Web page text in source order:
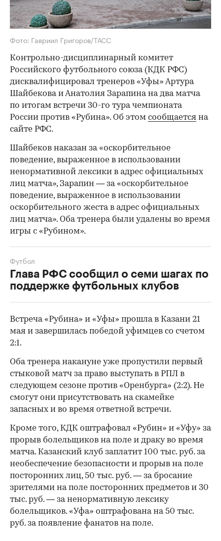
Фото: Гавриил Григоров/ТАСС
Контрольно-дисциплинарный комитет
Российского футбольного союза (КДК РФС)
дисквалифицировал тренеров «Уфы» Артура
Шайбекова и Анатолия Зарапина на два матча
по итогам встречи 30-го тура чемпионата
России против «Рубина». Об этом сообщается на
сайте РФС.
Шайбеков наказан за «оскорбительное
поведение, выраженное в использовании
ненормативной лексики в адрес официальных
лиц матча», Зарапин — за «оскорбительное
поведение, выраженное в использовании
оскорбительного жеста в адрес официальных
лиц матча». Оба тренера были удалены во время
игры с «Рубином».
Глава РФС сообщил о семи шагах по
поддержке футбольных клубов
Футбол
00:00
Встреча «Рубина» и «Уфы» прошла в Казани 21
мая и завершилась победой уфимцев со счетом
2:1.
Оба тренера накануне уже пропустили первый
стыковой матч за право выступать в РПЛ в
следующем сезоне против «Оренбурга» (2:2). Не
смогут они присутствовать на скамейке
запасных и во время ответной встречи.
Кроме того, КДК оштрафовал «Рубин» и «Уфу» за
прорыв болельщиков на поле и драку во время
матча. Казанский клуб заплатит 100 тыс. руб. за
необеспечение безопасности и прорыв на поле
посторонних лиц, 50 тыс. руб. — за бросание
зрителями на поле посторонних предметов и 30
тыс. руб. — за ненормативную лексику
болельщиков. «Уфа» оштрафована на 50 тыс.
руб. за появление фанатов на поле.